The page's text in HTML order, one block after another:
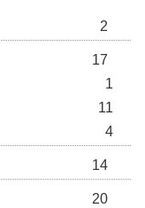
2
17
1
11
4
14
20